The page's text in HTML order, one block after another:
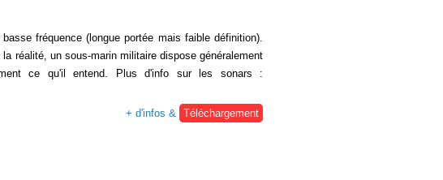
fréquence (longue portée mais faible définition).
réalité, un sous-marin militaire dispose généralement
ce qu'il entend. Plus d'info sur les sonars :
+ d'infos &
Téléchargement